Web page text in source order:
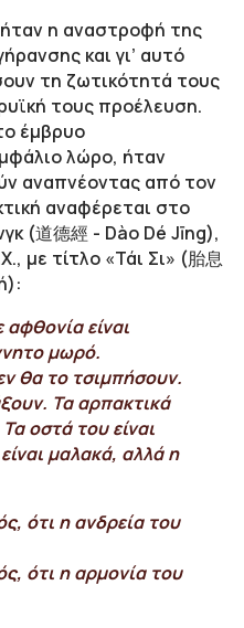
ήταν η αναστροφή της
και γι’ αυτό
τη ζωτικότητά τους
τους προέλευση.
έμβρυο
λώρο, ήταν
αναπνέοντας από τον
αναφέρεται στο
(道德經 - Dào Dé Jīng),
με τίτλο «Τάι Σι» (胎息
αφθονία είναι
μωρό.
θα το τσιμπήσουν.
Τα αρπακτικά
οστά του είναι
μαλακά, αλλά η
ότι η ανδρεία του
ότι η αρμονία του